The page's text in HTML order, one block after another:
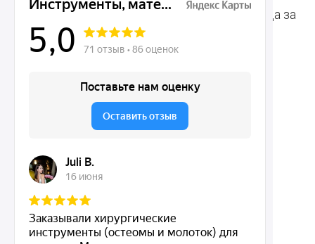
Терапевтические
инструменты
инструменты
Средства для ухода за
Dentins.ru
Акции
О нас
Доставка и контакты